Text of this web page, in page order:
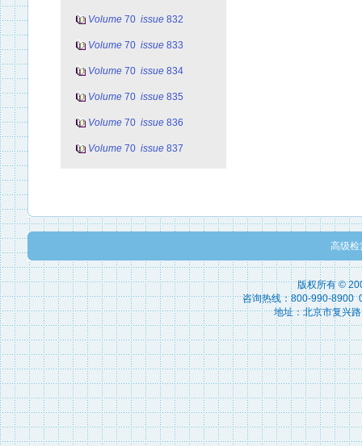
Volume 70 issue 832
Volume 70 issue 833
Volume 70 issue 834
Volume 70 issue 835
Volume 70 issue 836
Volume 70 issue 837
高级检
版权所有 ©
咨询热线：800-990-8900
地址：北京市复兴